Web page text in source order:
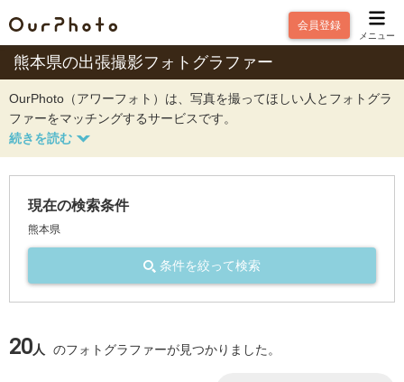
会員登録
メニュー
熊本県の出張撮影フォトグラファー
OurPhoto（アワーフォト）は、写真を撮ってほしい人とフォトグラ
ファーをマッチングするサービスです。
現在の検索条件
熊本県
条件を絞って検索
20人 のフォトグラファーが見つかりました。